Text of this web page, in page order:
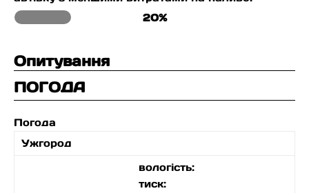
20%
Опитування
ПОГОДА
Погода
Ужгород
вологість:
тиск: